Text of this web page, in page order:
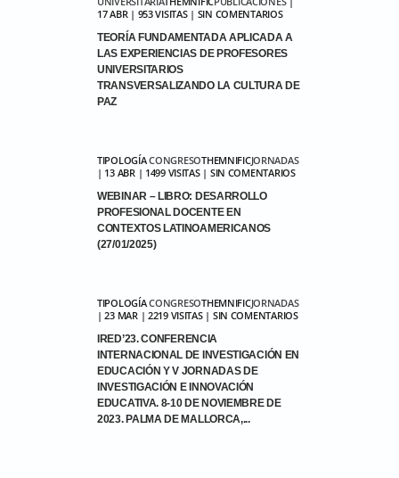
17 ABR | 953 VISITAS | SIN COMENTARIOS
TEORÍA FUNDAMENTADA APLICADA A
LAS EXPERIENCIAS DE PROFESORES
UNIVERSITARIOS
TRANSVERSALIZANDO LA CULTURA DE
PAZ
TIPOLOGÍACONGRESOTHEMNIFICJORNADAS
| 13 ABR | 1499 VISITAS | SIN COMENTARIOS
WEBINAR – LIBRO: DESARROLLO
PROFESIONAL DOCENTE EN
CONTEXTOS LATINOAMERICANOS
(27/01/2025)
TIPOLOGÍACONGRESOTHEMNIFICJORNADAS
| 23 MAR | 2219 VISITAS | SIN COMENTARIOS
IRED’23. CONFERENCIA
INTERNACIONAL DE INVESTIGACIÓN EN
EDUCACIÓN Y V JORNADAS DE
INVESTIGACIÓN E INNOVACIÓN
EDUCATIVA. 8-10 DE NOVIEMBRE DE
2023. PALMA DE MALLORCA,...